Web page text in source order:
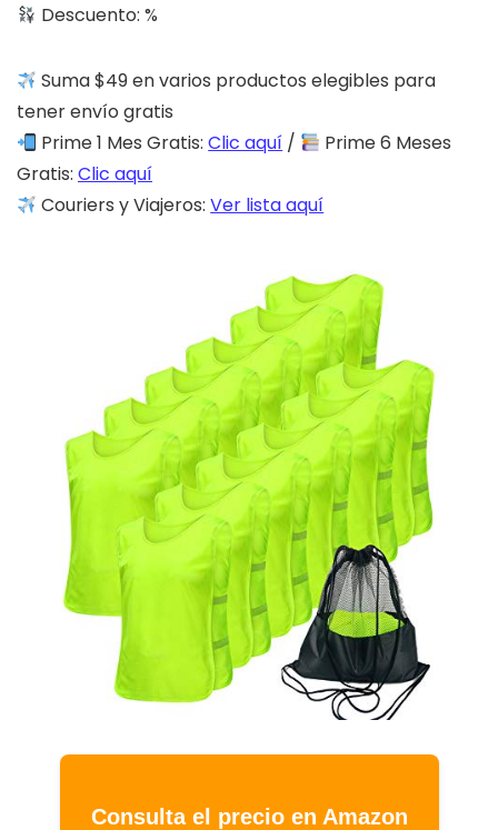
Descuento: %
Suma $49 en varios productos elegibles para
tener envío gratis
Prime 1 Mes Gratis:Clic aquí /
Prime 6 Meses
Gratis: Clic aquí
Couriers y Viajeros:Ver lista aquí
Consulta el precio en Amazon